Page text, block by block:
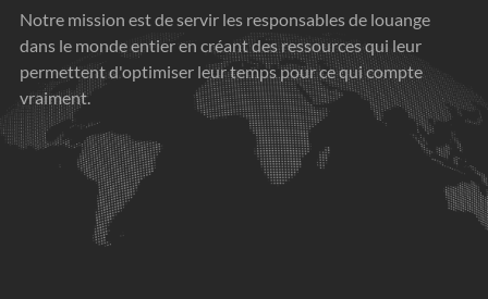
Notre mission est de servir les responsables de louange
dans le monde entier en créant des ressources qui leur
permettent d'optimiser leur temps pour ce qui compte
vraiment.